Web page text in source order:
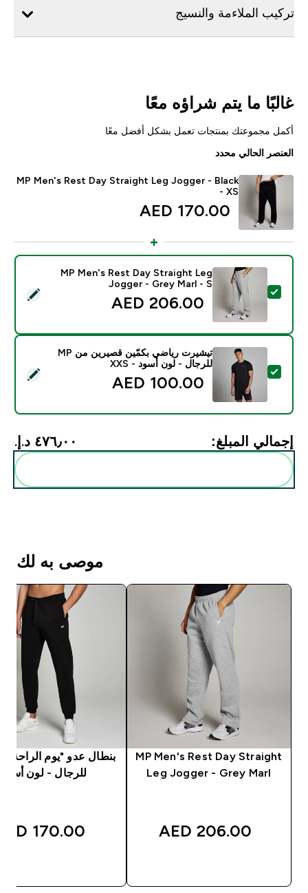
تركيب الملاءمة والنسيج
غالبًا ما يتم شراؤه معًا
أكمل مجموعتك بمنتجات تعمل بشكل أفضل معًا
العنصر الحالي محدد
MP Men's Rest Day Straight Leg Jogger - Black
- XS
170.00 AED‎
تحديد هذا المنتج - MP Men's Rest Day Straight Leg Jogger - Grey Marl - S
MP Men's Rest Day Straight Leg
Jogger - Grey Marl - S
206.00 AED‎
تحديد هذا المنتج - تيشيرت رياضي بكمّين قصيرين من MP للرجال - لون أسود - XXS
تيشيرت رياضي بكمّين قصيرين من MP
للرجال - لون أسود - XXS
100.00 AED‎
إجمالي المبلغ: ٤٧٦٫٠٠ د.إ.‏‎
موصى به لك
MP Men's Rest Day Straight
Leg Jogger - Grey Marl
206.00 AED‎
للرجال - لون أسود
170.00 AED‎